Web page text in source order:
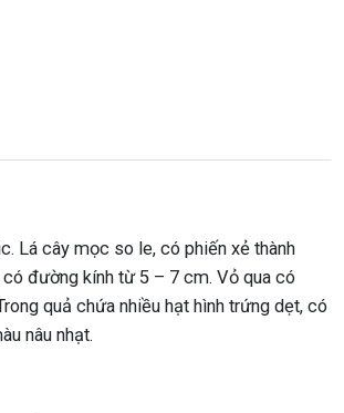
Lá cây mọc so le, có phiến xẻ thành
đường kính từ 5 – 7 cm. Vỏ qua có
quả chứa nhiều hạt hình trứng dẹt, có
nâu nhạt.